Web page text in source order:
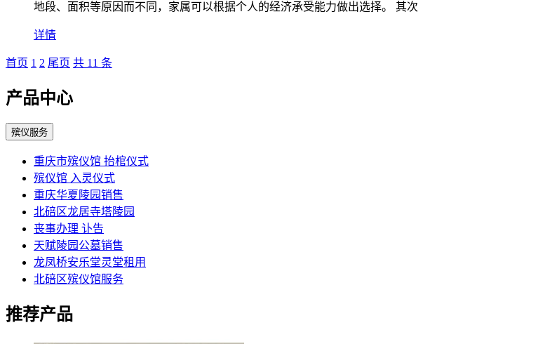
地段、面积等原因而不同，家属可以根据个人的经济承受能力做出选择。 其次
详情
首页 1 2 尾页 共 11 条
产品中心
殡仪服务
重庆市殡仪馆 抬棺仪式
殡仪馆 入灵仪式
重庆华夏陵园销售
北碚区龙居寺塔陵园
丧事办理 讣告
天赋陵园公墓销售
龙凤桥安乐堂灵堂租用
北碚区殡仪馆服务
推荐产品